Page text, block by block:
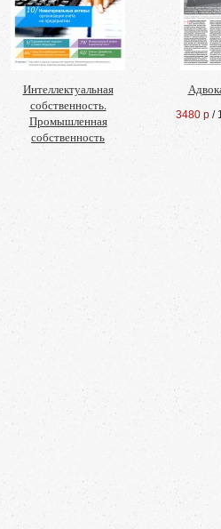
Интеллектуальная
собственность.
Промышленная
собственность
3480 р /